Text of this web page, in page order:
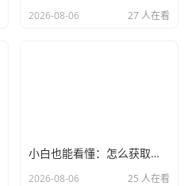
2026-08-06 27 人在看
小白也能看懂：怎么获取代理ip和端口号，一步步教会你
2026-08-06 25 人在看